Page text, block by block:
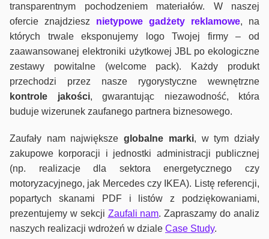
transparentnym pochodzeniem materiałów. W naszej
ofercie znajdziesz nietypowe gadżety reklamowe, na
których trwale eksponujemy logo Twojej firmy – od
zaawansowanej elektroniki użytkowej JBL po ekologiczne
zestawy powitalne (welcome pack). Każdy produkt
przechodzi przez nasze rygorystyczne wewnętrzne
kontrole jakości, gwarantując niezawodność, która
buduje wizerunek zaufanego partnera biznesowego.
Zaufały nam największeglobalne marki, w tym działy
zakupowe korporacji i jednostki administracji publicznej
(np. realizacje dla sektora energetycznego czy
motoryzacyjnego, jak Mercedes czy IKEA). Listę referencji,
popartych skanami PDF i listów z podziękowaniami,
prezentujemy w sekcji Zaufali nam. Zapraszamy do analiz
naszych realizacji wdrożeń w dziale Case Study.